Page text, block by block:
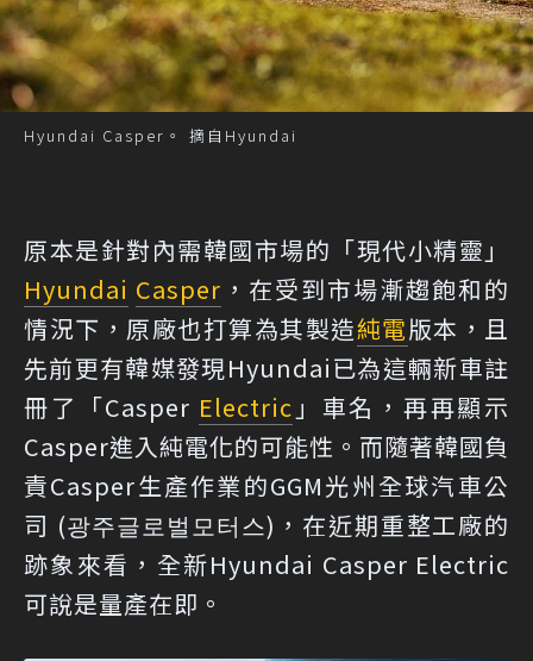
Hyundai Casper。 摘自Hyundai
原本是針對內需韓國市場的「現代小精靈」
Hyundai Casper ，在受到市場漸趨飽和的
情況下，原廠也打算為其製造純電版本，且
先前更有韓媒發現Hyundai已為這輛新車註
冊了「Casper Electric 」車名，再再顯示
Casper進入純電化的可能性。而隨著韓國負
責Casper生產作業的GGM光州全球汽車公
司 (광주글로벌모터스)，在近期重整工廠的
跡象來看，全新Hyundai Casper Electric
可說是量產在即。